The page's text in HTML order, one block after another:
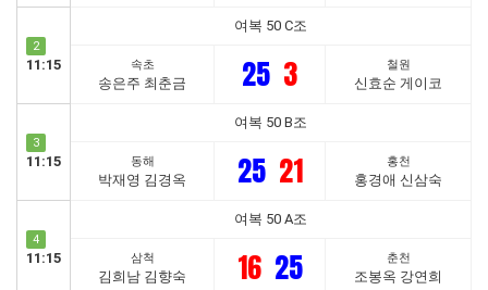
2
11:15
여복 50 C조
속초
송은주 최춘금 25 3 철원
신효순 게이코
3
11:15
여복 50 B조
동해
박재영 김경옥 25 21 홍천
홍경애 신삼숙
4
11:15
여복 50 A조
삼척
김희남 김향숙 16 25 춘천
조봉옥 강연희